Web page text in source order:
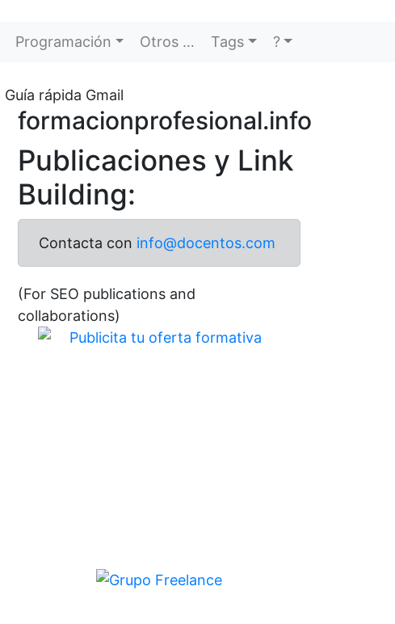
Programación Otros … Tags ?
Guía rápida Gmail
formacionprofesional.info
Publicaciones y Link
Building:
Contacta con info@docentos.com
(For SEO publications and
collaborations)